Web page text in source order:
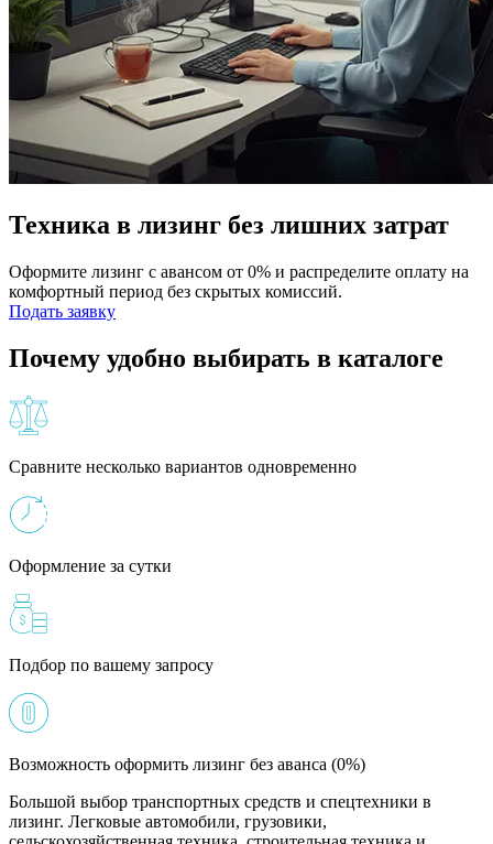
Техника в лизинг без лишних затрат
Оформите лизинг с авансом от 0% и распределите оплату на
комфортный период без скрытых комиссий.
Подать заявку
Почему удобно выбирать в каталоге
Сравните несколько вариантов одновременно
Оформление за сутки
Подбор по вашему запросу
Возможность оформить лизинг без аванса (0%)
Большой выбор транспортных средств и спецтехники в
лизинг. Легковые автомобили, грузовики,